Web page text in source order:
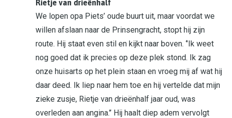
Rietje van drieënhalf
We lopen opa Piets’ oude buurt uit, maar voordat we
willen afslaan naar de Prinsengracht, stopt hij zijn
route. Hij staat even stil en kijkt naar boven. ‘’Ik weet
nog goed dat ik precies op deze plek stond. Ik zag
onze huisarts op het plein staan en vroeg mij af wat hij
daar deed. Ik liep naar hem toe en hij vertelde dat mijn
zieke zusje, Rietje van drieënhalf jaar oud, was
overleden aan angina.’’ Hij haalt diep adem vervolgt